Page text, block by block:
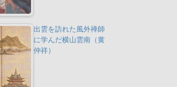
出雲を訪れた風外禅師
に学んだ横山雲南（黄
仲祥）